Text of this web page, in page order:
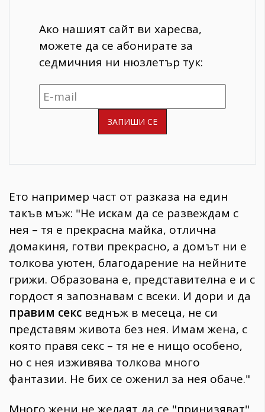
Ако нашият сайт ви харесва,
можете да се абонирате за
седмичния ни нюзлетър тук:
Ето например част от разказа на един
такъв мъж: "Не искам да се развеждам с
нея – тя е прекрасна майка, отлична
домакиня, готви прекрасно, а домът ни е
толкова уютен, благодарение на нейните
грижи. Образована е, представителна е и с
гордост я запознавам с всеки. И дори и да
правим секс веднъж в месеца, не си
представям живота без нея. Имам жена, с
която правя секс – тя не е нищо особено,
но с нея изживява толкова много
фантазии. Не бих се оженил за нея обаче."